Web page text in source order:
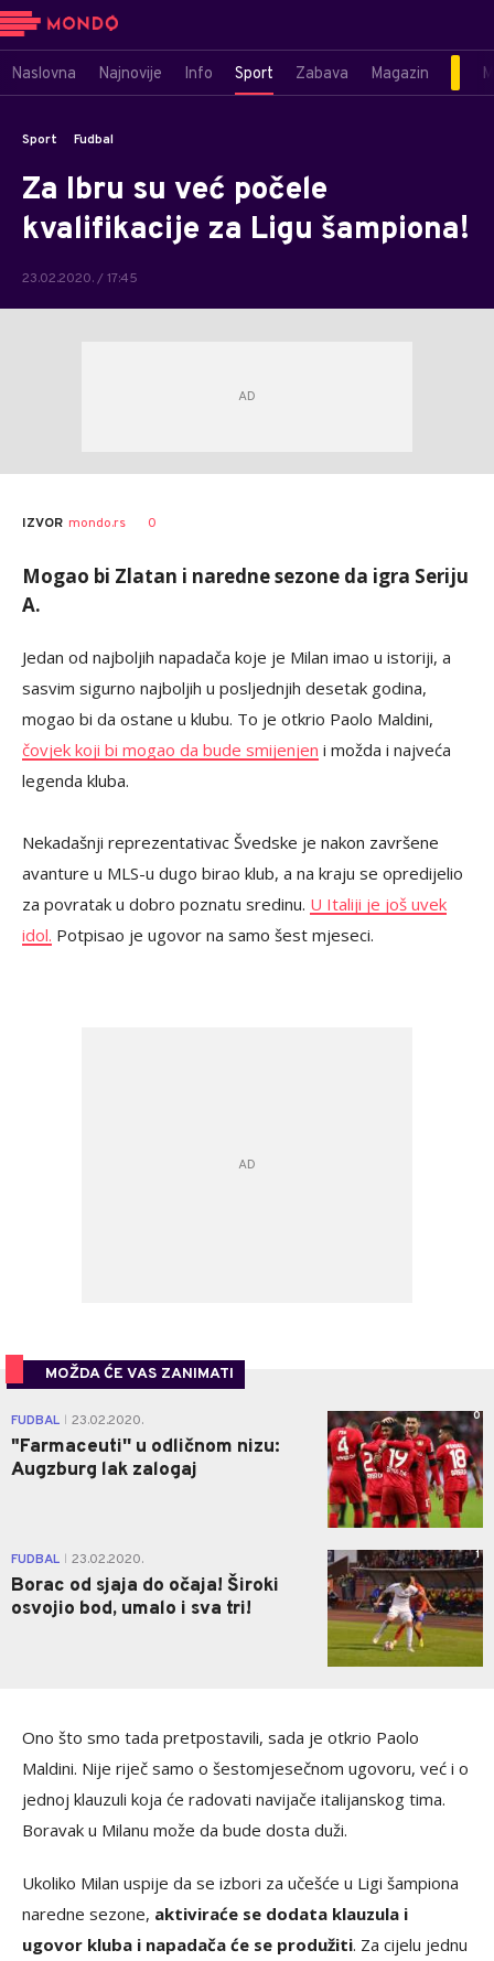
Naslovna Najnovije Info Sport Zabava Magazin
Sport Fudbal
Za Ibru su već počele
kvalifikacije za Ligu šampiona!
23.02.2020. / 17:45
IZVOR mondo.rs 0
Mogao bi Zlatan i naredne sezone da igra Seriju
A.
Jedan od najboljih napadača koje je Milan imao u istoriji, a
sasvim sigurno najboljih u posljednjih desetak godina,
mogao bi da ostane u klubu. To je otkrio Paolo Maldini,
čovjek koji bi mogao da bude smijenjen i možda i najveća
legenda kluba.
Nekadašnji reprezentativac Švedske je nakon završene
avanture u MLS-u dugo birao klub, a na kraju se opredijelio
za povratak u dobro poznatu sredinu. U Italiji je još uvek
idol. Potpisao je ugovor na samo šest mjeseci.
MOŽDA ĆE VAS ZANIMATI
FUDBAL 23.02.2020.
"Farmaceuti'' u odličnom nizu:
Augzburg lak zalogaj
0
FUDBAL 23.02.2020.
Borac od sjaja do očaja! Široki
osvojio bod, umalo i sva tri!
1
Ono što smo tada pretpostavili, sada je otkrio Paolo
Maldini. Nije riječ samo o šestomjesečnom ugovoru, već i o
jednoj klauzuli koja će radovati navijače italijanskog tima.
Boravak u Milanu može da bude dosta duži.
Ukoliko Milan uspije da se izbori za učešće u Ligi šampiona
naredne sezone, aktiviraće se dodata klauzula i
ugovor kluba i napadača će se produžiti. Za cijelu jednu